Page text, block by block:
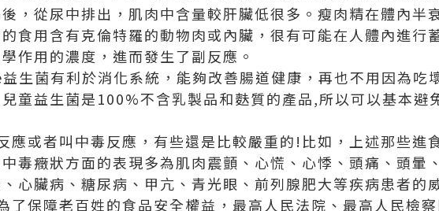
，從尿中排出，肌肉中含量較肝臟低很多。瘦肉精在體內半
食用含有克倫特羅的動物肉或內臟，很有可能在人體內進行
作用的濃度，進而發生了副反應。
益生菌有利於消化系統，能夠改善腸道健康，再也不用因為吃
童益生菌是100%不含乳製品和麩質的產品,所以可以基本避
應或者叫中毒反應，有些還是比較嚴重的!比如，上述那些進
毒癥狀方面的表現多為肌肉震顫、心慌、心悸、頭痛、頭暈
心臟病、糖尿病、甲亢、青光眼、前列腺肥大等疾病患者的
了保障老百姓的食品安全權益，最高人民法院、最高人民檢